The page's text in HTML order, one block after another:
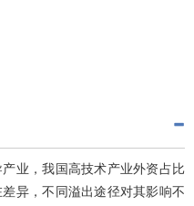
业，我国高技术产业外资占比
异，不同溢出途径对其影响不